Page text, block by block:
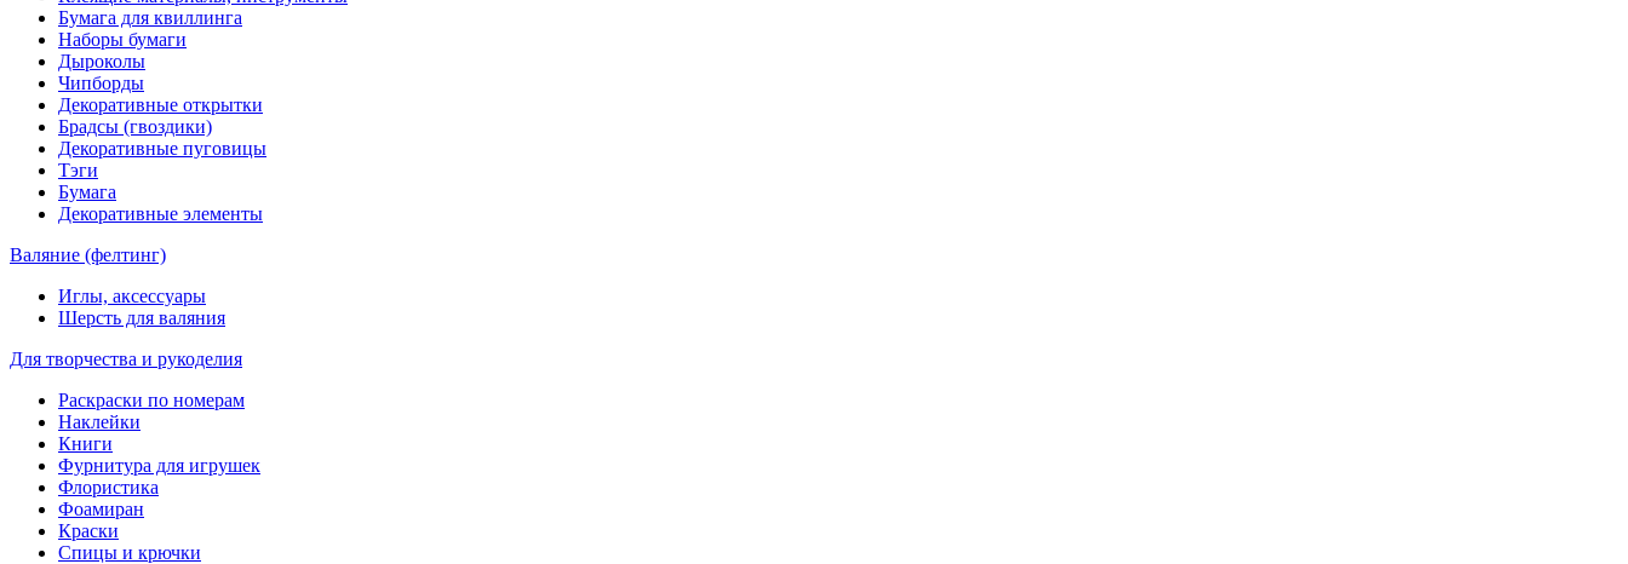
Бумага для квиллинга
Наборы бумаги
Дыроколы
Чипборды
Декоративные открытки
Брадсы (гвоздики)
Декоративные пуговицы
Тэги
Бумага
Декоративные элементы
Валяние (фелтинг)
Иглы, аксессуары
Шерсть для валяния
Для творчества и рукоделия
Раскраски по номерам
Наклейки
Книги
Фурнитура для игрушек
Флористика
Фоамиран
Краски
Спицы и крючки